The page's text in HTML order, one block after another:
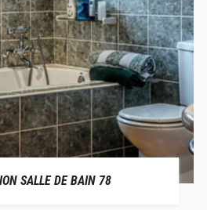
SALLE DE BAIN 78